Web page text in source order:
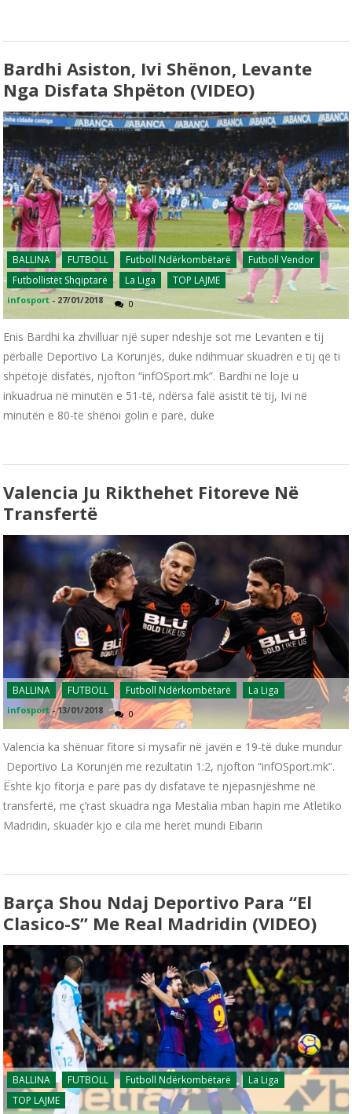
Bardhi Asiston, Ivi Shënon, Levante
Nga Disfata Shpëton (VIDEO)
BALLINA FUTBOLL Futboll Ndërkombëtarë
Futboll Vendor
Futbollistët Shqiptarë
La Liga TOP LAJME
infosport - 27/01/2018 0
Enis Bardhi ka zhvilluar një super ndeshje sot me Levanten e tij
përballë Deportivo La Korunjës, duke ndihmuar skuadrën e tij që ti
shpëtojë disfatës, njofton “infOSport.mk”. Bardhi në lojë u
inkuadrua në minutën e 51-të, ndërsa falë asistit të tij, Ivi në
minutën e 80-të shënoi golin e parë, duke
Valencia Ju Rikthehet Fitoreve Në
Transfertë
BALLINA FUTBOLL Futboll Ndërkombëtarë La Liga
infosport -13/01/2018 0
Valencia ka shënuar fitore si mysafir në javën e 19-të duke mundur
Deportivo La Korunjën me rezultatin 1:2, njofton “infOSport.mk”.
Është kjo fitorja e parë pas dy disfatave të njëpasnjëshme në
transfertë, me ç’rast skuadra nga Mestalia mban hapin me Atletiko
Madridin, skuadër kjo e cila më herët mundi Eibarin
Barça Shou Ndaj Deportivo Para “El
Clasico-S” Me Real Madridin (VIDEO)
BALLINA FUTBOLL Futboll Ndërkombëtarë
La Liga
TOP LAJME